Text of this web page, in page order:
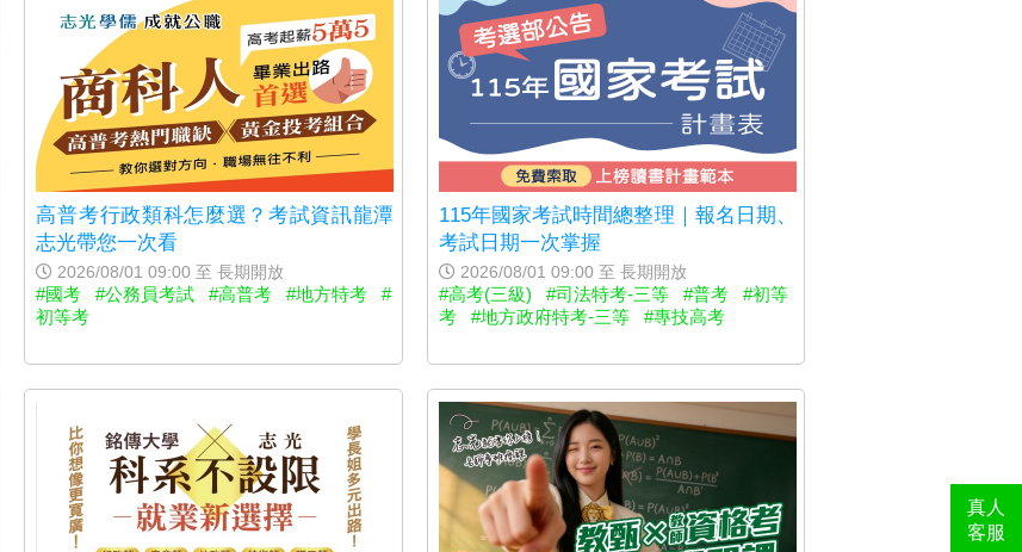
真人
客服
高普考行政類科怎麼選？考試資訊龍潭
志光帶您一次看
2026/08/01 09:00 至 長期開放
#國考 #公務員考試 #高普考 #地方特考
#
初等考
115年國家考試時間總整理｜報名日期、
考試日期一次掌握
2026/08/01 09:00 至 長期開放
#高考(三級) #司法特考-三等 #普考
#初等
考
#地方政府特考-三等 #專技高考